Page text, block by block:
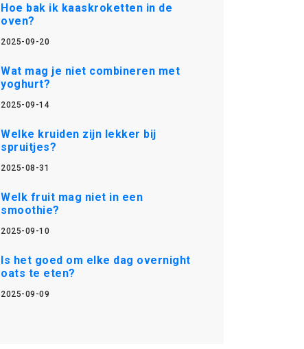
Hoe bak ik kaaskroketten in de
oven?
2025-09-20
Wat mag je niet combineren met
yoghurt?
2025-09-14
Welke kruiden zijn lekker bij
spruitjes?
2025-08-31
Welk fruit mag niet in een
smoothie?
2025-09-10
Is het goed om elke dag overnight
oats te eten?
2025-09-09